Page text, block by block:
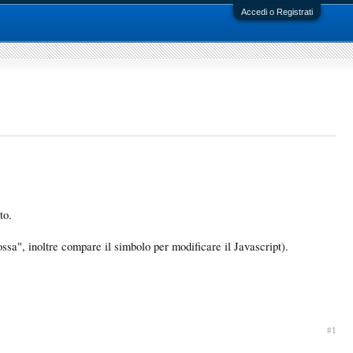
Accedi o Registrati
inoltre compare il simbolo per modificare il Javascript).
#1